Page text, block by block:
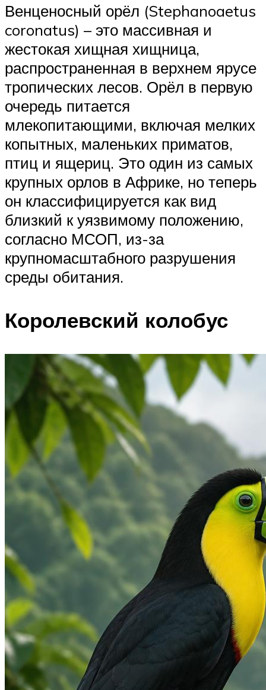
Венценосный орёл (Stephanoaetus
coronatus) – это массивная и
жестокая хищная хищница,
распространенная в верхнем ярусе
тропических лесов. Орёл в первую
очередь питается
млекопитающими, включая мелких
копытных, маленьких приматов,
птиц и ящериц. Это один из самых
крупных орлов в Африке, но теперь
он классифицируется как вид
близкий к уязвимому положению,
согласно МСОП, из-за
крупномасштабного разрушения
среды обитания.
Королевский колобус